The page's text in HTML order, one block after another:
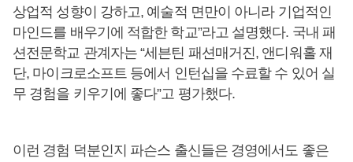
상업적 성향이 강하고, 예술적 면만이 아니라 기업적인
마인드를 배우기에 적합한 학교”라고 설명했다. 국내 패
션전문학교 관계자는 “세븐틴 패션매거진, 앤디워홀 재
단, 마이크로소프트 등에서 인턴십을 수료할 수 있어 실
무 경험을 키우기에 좋다”고 평가했다.
이런 경험 덕분인지 파슨스 출신들은 경영에서도 좋은